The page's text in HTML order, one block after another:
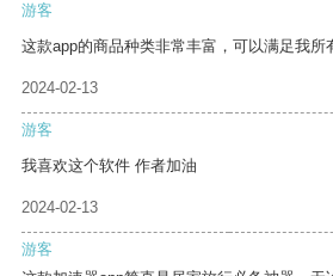
游客
这款app的商品种类非常丰富，可以满足我所
2024-02-13
游客
我喜欢这个软件 作者加油
2024-02-13
游客